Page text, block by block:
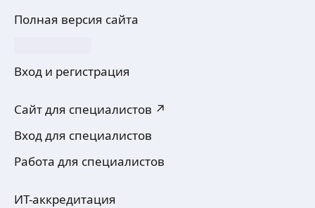
Полная версия сайта
Вход и регистрация
Сайт для специалистов ↗
Вход для специалистов
Работа для специалистов
ИТ-аккредитация